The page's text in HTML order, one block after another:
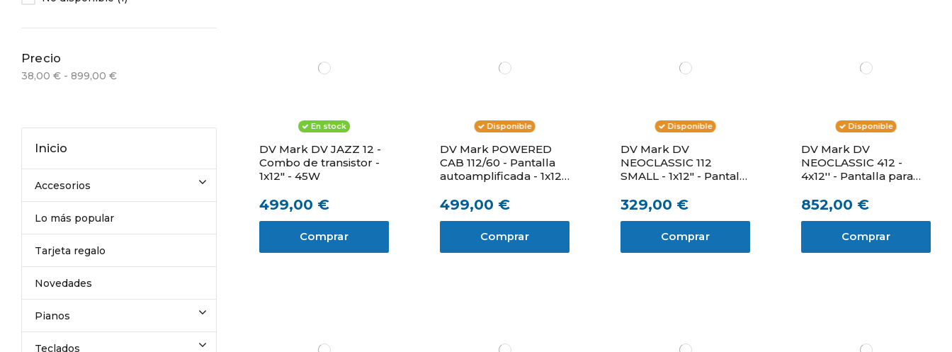
En stock
DV Mark DV JAZZ 12 -
Combo de transistor -
1x12" - 45W
499,00 €
Comprar
Disponible
DV Mark POWERED
CAB 112/60 - Pantalla
autoamplificada - 1x12"
499,00 €
Comprar
Disponible
DV Mark DV
NEOCLASSIC 112
SMALL - 1x12" - Pantalla
329,00 €
Comprar
Disponible
DV Mark DV
NEOCLASSIC 412 -
4x12'' - Pantalla para
852,00 €
Comprar
Precio
38,00 € - 899,00 €
Inicio
Accesorios
Lo más popular
Tarjeta regalo
Novedades
Pianos
Teclados